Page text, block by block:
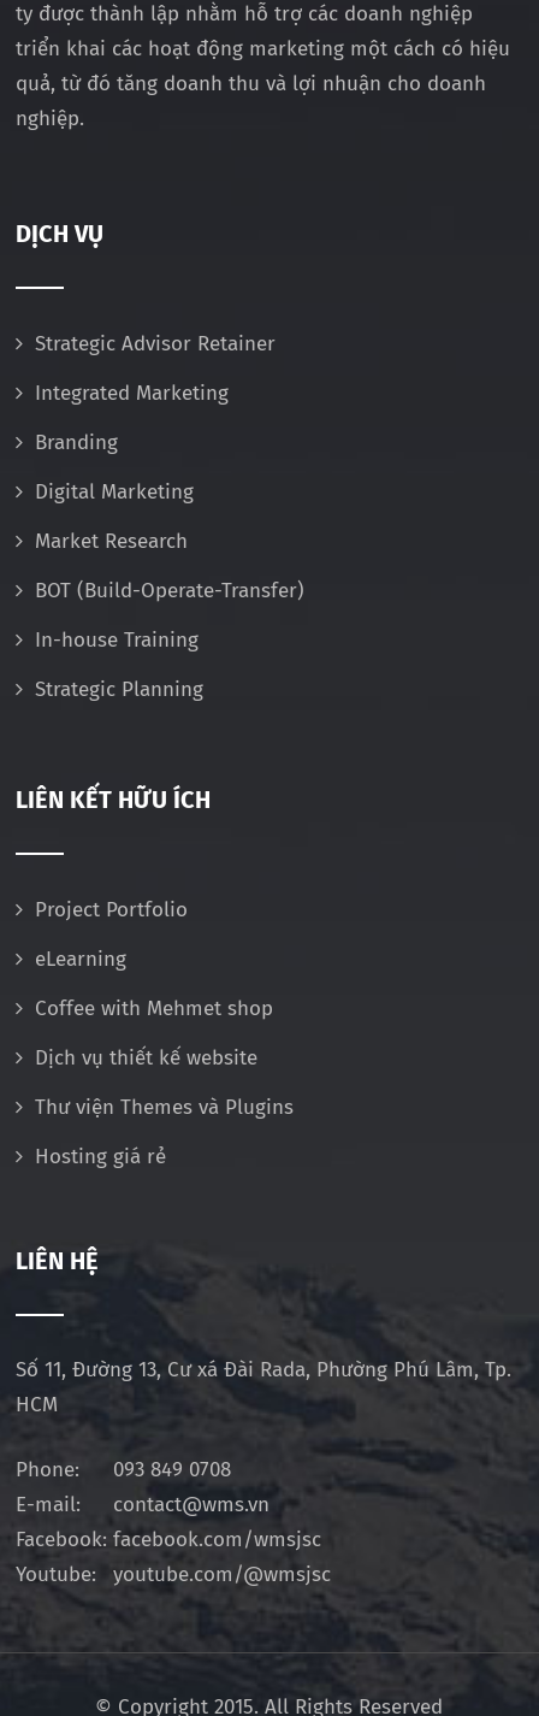
ty được thành lập nhằm hỗ trợ các doanh nghiệp
triển khai các hoạt động marketing một cách có hiệu
quả, từ đó tăng doanh thu và lợi nhuận cho doanh
nghiệp.
DỊCH VỤ
Strategic Advisor Retainer
Integrated Marketing
Branding
Digital Marketing
Market Research
BOT (Build-Operate-Transfer)
In-house Training
Strategic Planning
LIÊN KẾT HỮU ÍCH
Project Portfolio
eLearning
Coffee with Mehmet shop
Dịch vụ thiết kế website
Thư viện Themes và Plugins
Hosting giá rẻ
LIÊN HỆ
Số 11, Đường 13, Cư xá Đài Rada, Phường Phú Lâm, Tp.
HCM
Phone:
093 849 0708
E-mail:
contact@wms.vn
Facebook: facebook.com/wmsjsc
Youtube:
youtube.com/@wmsjsc
© Copyright 2015. All Rights Reserved